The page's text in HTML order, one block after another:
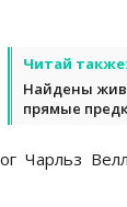
Читай также:
Найдены
прямые
Чарльз